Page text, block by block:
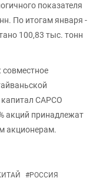
показателя
По итогам января -
100,83 тыс. тонн
совместное
CAPCO
акций принадлежат
акционерам.
#РОССИЯ